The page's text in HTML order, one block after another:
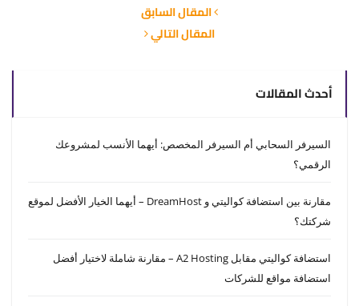
المقال السابق
المقال التالي
أحدث المقالات
السيرفر السحابي أم السيرفر المخصص: أيهما الأنسب لمشروعك
الرقمي؟
مقارنة بين استضافة كواليتي و DreamHost – أيهما الخيار الأفضل لموقع
شركتك؟
استضافة كواليتي مقابل A2 Hosting – مقارنة شاملة لاختيار أفضل
استضافة مواقع للشركات